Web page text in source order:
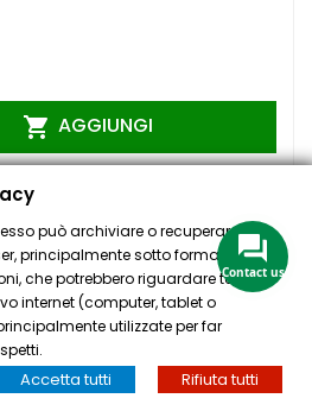
 AGGIUNGI
CASSA CERCA
può archiviare o recuperare
principalmente sotto forma di
che potrebbero riguardare te, le tue
internet (computer, tablet o
utilizzate per far
Accetta tutti Rifiuta tutti
Contact us